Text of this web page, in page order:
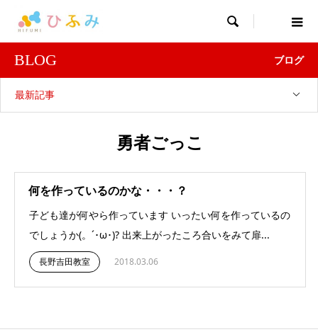

BLOG ブログ
最新記事
勇者ごっこ
何を作っているのかな・・・？
子ども達が何やら作っています いったい何を作っているの
でしょうか(。´･ω･)? 出来上がったころ合いをみて扉...
長野吉田教室 2018.03.06